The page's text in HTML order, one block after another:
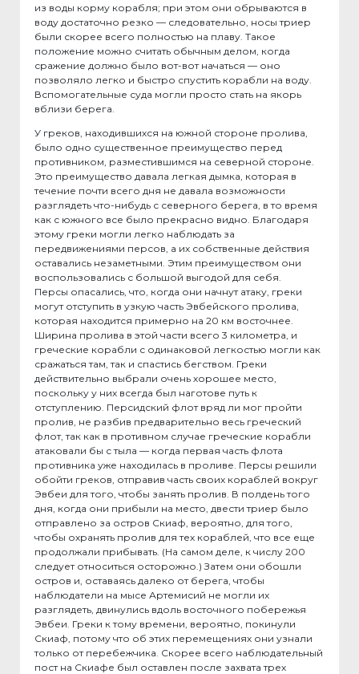
из воды корму корабля; при этом они обрываются в
воду достаточно резко — следовательно, носы триер
были скорее всего полностью на плаву. Такое
положение можно считать обычным делом, когда
сражение должно было вот-вот начаться — оно
позволяло легко и быстро спустить корабли на воду.
Вспомогательные суда могли просто стать на якорь
вблизи берега.
У греков, находившихся на южной стороне пролива,
было одно существенное преимущество перед
противником, разместившимся на северной стороне.
Это преимущество давала легкая дымка, которая в
течение почти всего дня не давала возможности
разглядеть что-нибудь с северного берега, в то время
как с южного все было прекрасно видно. Благодаря
этому греки могли легко наблюдать за
передвижениями персов, а их собственные действия
оставались незаметными. Этим преимуществом они
воспользовались с большой выгодой для себя.
Персы опасались, что, когда они начнут атаку, греки
могут отступить в узкую часть Эвбейского пролива,
которая находится примерно на 20 км восточнее.
Ширина пролива в этой части всего 3 километра, и
греческие корабли с одинаковой легкостью могли как
сражаться там, так и спастись бегством. Греки
действительно выбрали очень хорошее место,
поскольку у них всегда был наготове путь к
отступлению. Персидский флот вряд ли мог пройти
пролив, не разбив предварительно весь греческий
флот, так как в противном случае греческие корабли
атаковали бы с тыла — когда первая часть флота
противника уже находилась в проливе. Персы решили
обойти греков, отправив часть своих кораблей вокруг
Эвбеи для того, чтобы занять пролив. В полдень того
дня, когда они прибыли на место, двести триер было
отправлено за остров Скиаф, вероятно, для того,
чтобы охранять пролив для тех кораблей, что все еще
продолжали прибывать. (На самом деле, к числу 200
следует относиться осторожно.) Затем они обошли
остров и, оставаясь далеко от берега, чтобы
наблюдатели на мысе Артемисий не могли их
разглядеть, двинулись вдоль восточного побережья
Эвбеи. Греки к тому времени, вероятно, покинули
Скиаф, потому что об этих перемещениях они узнали
только от перебежчика. Скорее всего наблюдательный
пост на Скиафе был оставлен после захвата трех